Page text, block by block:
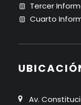
Tercer
Cuarto
Av.